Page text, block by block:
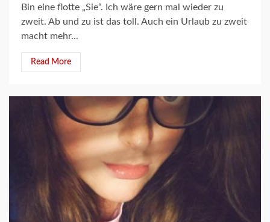
Bin eine flotte „Sie“. Ich wäre gern mal wieder zu
zweit. Ab und zu ist das toll. Auch ein Urlaub zu zweit
macht mehr...
Read More
1 min read